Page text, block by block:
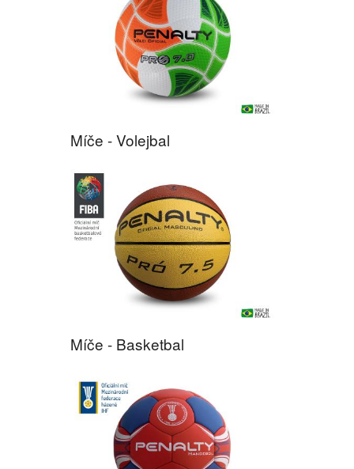
Míče - Volejbal
Míče - Basketbal